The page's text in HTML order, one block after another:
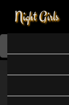
Night Girls